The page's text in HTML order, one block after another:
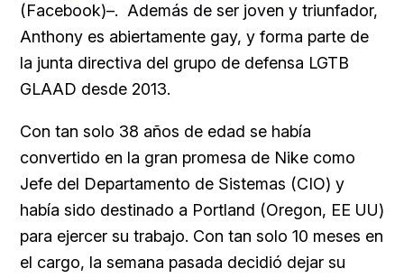
(Facebook)–. Además de ser joven y triunfador,
Anthony es abiertamente gay, y forma parte de
la junta directiva del grupo de defensa LGTB
GLAAD desde 2013.
Con tan solo 38 años de edad se había
convertido en la gran promesa de Nike como
Jefe del Departamento de Sistemas (CIO) y
había sido destinado a Portland (Oregon, EE UU)
para ejercer su trabajo. Con tan solo 10 meses en
el cargo, la semana pasada decidió dejar su